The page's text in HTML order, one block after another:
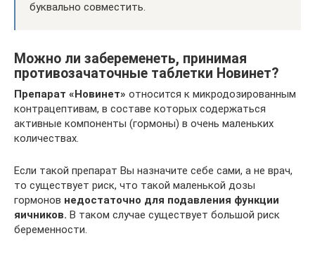
буквально совместить.
Можно ли забеременеть, принимая
противозачаточные таблетки Новинет?
Препарат «Новинет» относится к микродозированным
контрацептивам, в составе которых содержаться
активные компоненты (гормоны) в очень маленьких
количествах.
Если такой препарат Вы назначите себе сами, а не врач,
то существует риск, что такой маленькой дозы
гормонов недостаточно для подавления функции
яичников. В таком случае существует большой риск
беременности.